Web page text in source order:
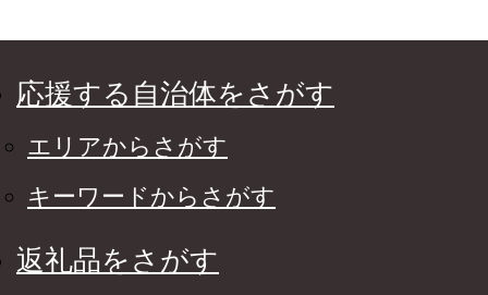
応援する自治体をさがす
エリアからさがす
キーワードからさがす
返礼品をさがす